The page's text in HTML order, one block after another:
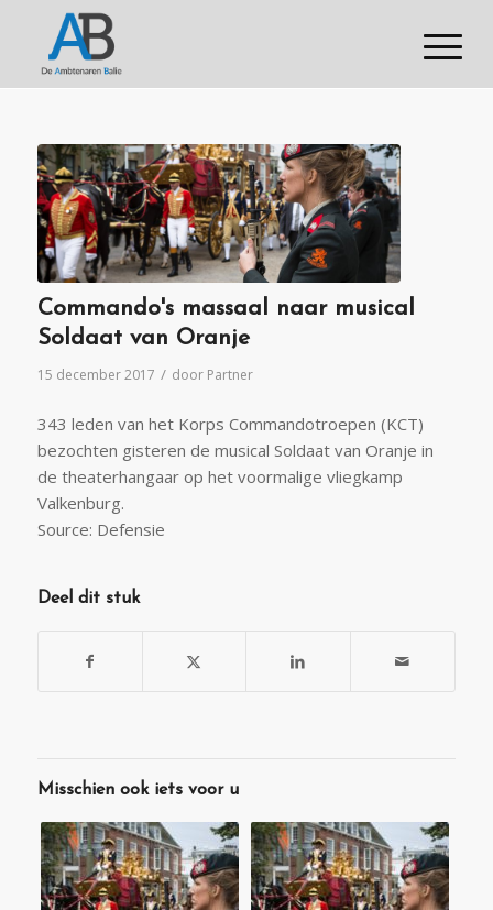
Commando's massaal naar musical
Soldaat van Oranje
15 december 2017 / door Partner
343 leden van het Korps Commandotroepen (KCT)
bezochten gisteren de musical Soldaat van Oranje in
de theaterhangaar op het voormalige vliegkamp
Valkenburg.
Source: Defensie
Deel dit stuk
Misschien ook iets voor u